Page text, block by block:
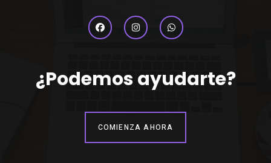
¿Podemos ayudarte?
COMIENZA AHORA